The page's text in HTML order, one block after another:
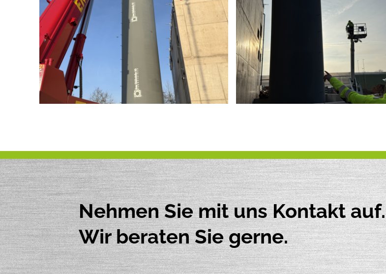
Nehmen Sie mit uns Kontakt auf.
Wir beraten Sie gerne.